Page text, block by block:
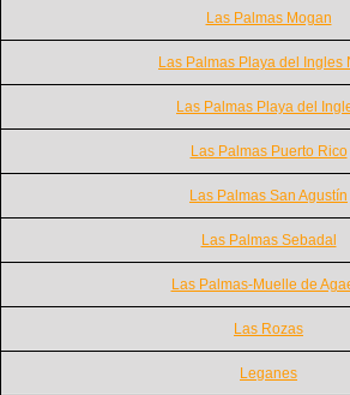
Las Palmas Mogan
Las Palmas Playa del Ingles
Las Palmas Playa del
Las Palmas Puerto Rico
Las Palmas San Agustín
Las Palmas Sebadal
Las Palmas-Muelle de
Las Rozas
Leganes